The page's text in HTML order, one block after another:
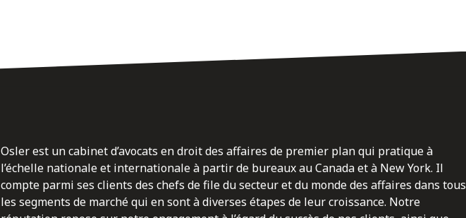
Osler est un cabinet d’avocats en droit des affaires de premier plan qui pratique à
l’échelle nationale et internationale à partir de bureaux au Canada et à New York. Il
compte parmi ses clients des chefs de file du secteur et du monde des affaires dans tous
les segments de marché qui en sont à diverses étapes de leur croissance. Notre